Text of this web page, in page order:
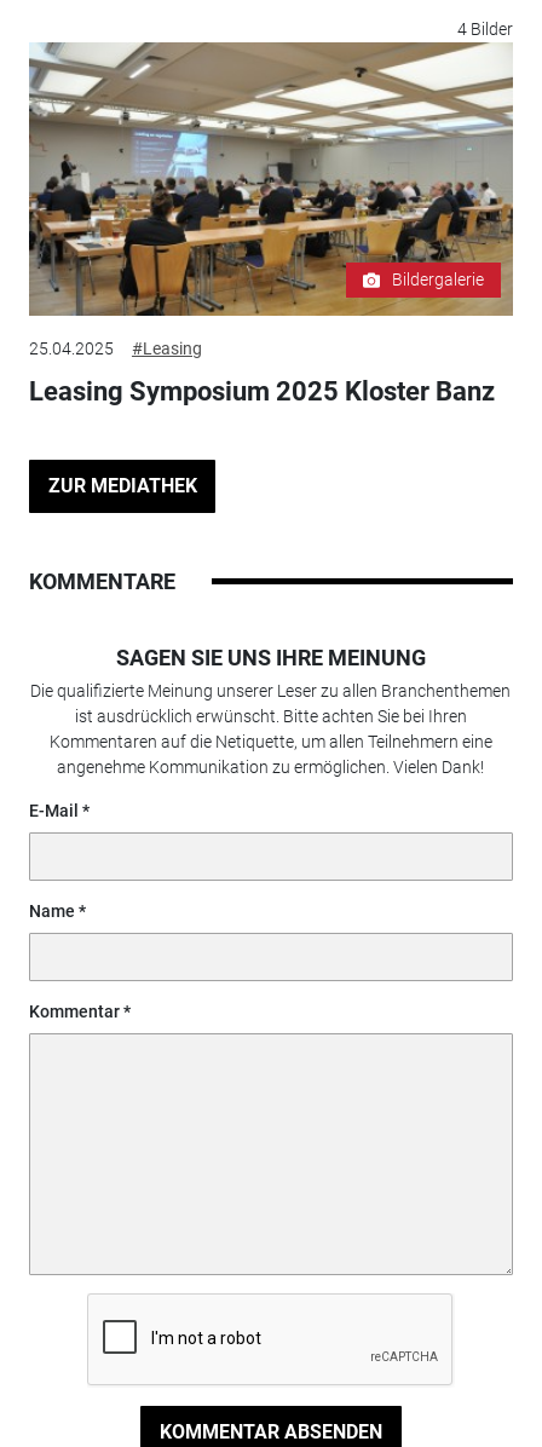
4 Bilder
Bildergalerie
25.04.2025 #Leasing
Leasing Symposium 2025 Kloster Banz
ZUR MEDIATHEK
KOMMENTARE
SAGEN SIE UNS IHRE MEINUNG
Die qualifizierte Meinung unserer Leser zu allen Branchenthemen
ist ausdrücklich erwünscht. Bitte achten Sie bei Ihren
Kommentaren auf die Netiquette, um allen Teilnehmern eine
angenehme Kommunikation zu ermöglichen. Vielen Dank!
E-Mail
Name
Kommentar
KOMMENTAR ABSENDEN